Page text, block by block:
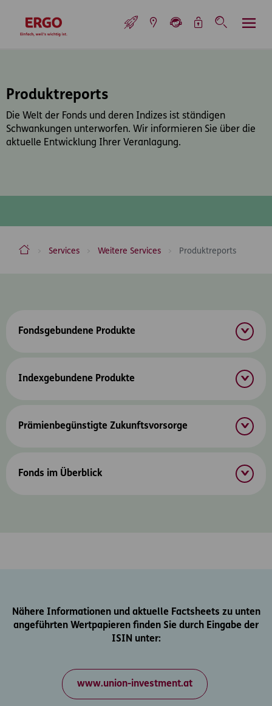
zur Startseite
Produktreports
Die Welt der Fonds und deren Indizes ist ständigen
Schwankungen unterworfen. Wir informieren Sie über die
aktuelle Entwicklung Ihrer Veranlagung.
ERGO Versicherung Aktiengesellschaft
Services Weitere Services Produktreports
Fondsgebundene Produkte
Indexgebundene Produkte
Prämienbegünstigte Zukunftsvorsorge
Fonds im Überblick
Nähere Informationen und aktuelle Factsheets zu unten
angeführten Wertpapieren finden Sie durch Eingabe der
ISIN unter:
www.union-investment.at